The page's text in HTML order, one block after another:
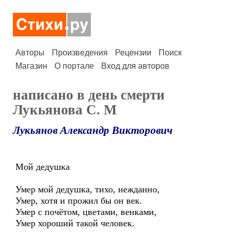
Авторы Произведения Рецензии
Поиск
Магазин
О портале Вход для авторов
написано в день смерти
Лукьянова С. М
Лукьянов Александр Викторович
Мой дедушка
Умер мой дедушка, тихо, нежданно,
Умер, хотя и прожил бы он век.
Умер с почётом, цветами, венками,
Умер хороший такой человек.